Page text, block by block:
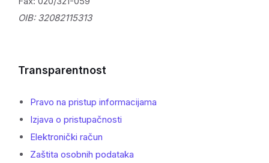
OIB: 32082115313
Transparentnost
Pravo na pristup informacijama
Izjava o pristupačnosti
Elektronički račun
Zaštita osobnih podataka